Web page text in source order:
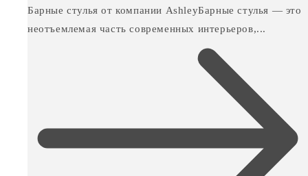
Барные стулья от компании AshleyБарные стулья — это
неотъемлемая часть современных интерьеров,...